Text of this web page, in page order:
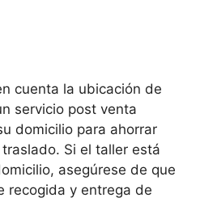
cuenta la ubicación de
servicio post venta
domicilio para ahorrar
Si el taller está
asegúrese de que
recogida y entrega de